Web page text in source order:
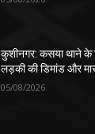
कुशीनगर: कसया थाने के
लड़की की डिमांड और
05/08/2026